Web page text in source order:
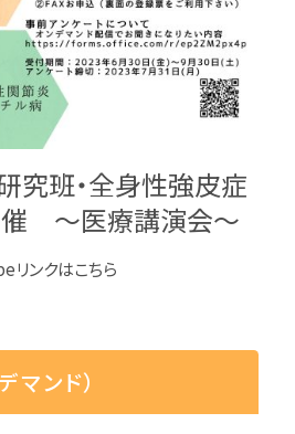
究班・全身性強皮症
～医療講演会～
リンクはこちら
マンド）